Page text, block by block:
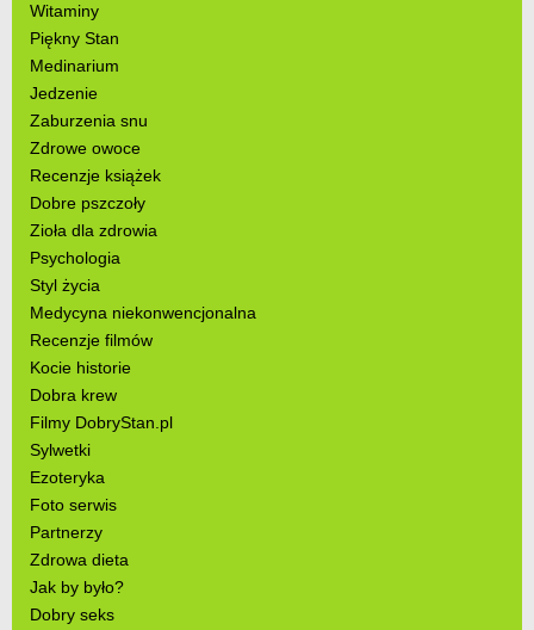
Witaminy
Piękny Stan
Medinarium
Jedzenie
Zaburzenia snu
Zdrowe owoce
Recenzje książek
Dobre pszczoły
Zioła dla zdrowia
Psychologia
Styl życia
Medycyna niekonwencjonalna
Recenzje filmów
Kocie historie
Dobra krew
Filmy DobryStan.pl
Sylwetki
Ezoteryka
Foto serwis
Partnerzy
Zdrowa dieta
Jak by było?
Dobry seks